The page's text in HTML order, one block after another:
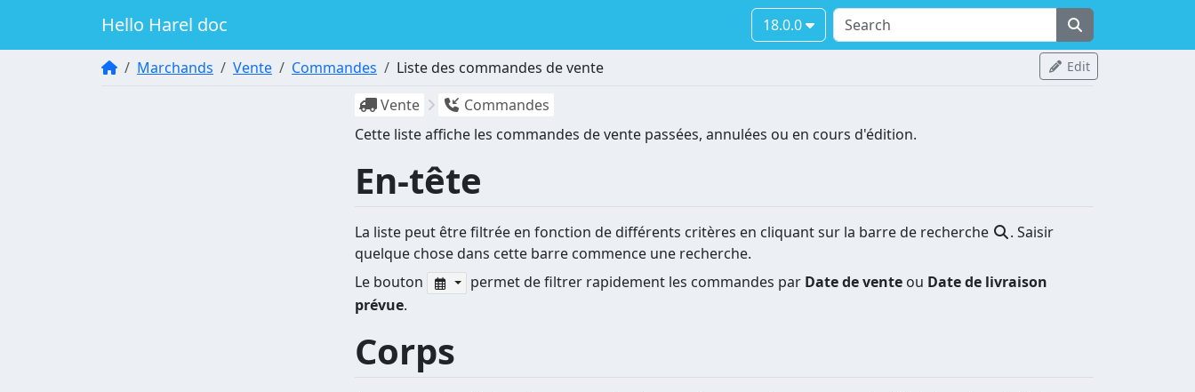
Hello Harel doc 18.0.0
Marchands Vente Commandes Liste des commandes de vente Edit
Vente
Commandes
Cette liste affiche les commandes de vente passées, annulées ou en cours d'édition.
En-tête
La liste peut être filtrée en fonction de différents critères en cliquant sur la barre de recherche
. Saisir
quelque chose dans cette barre commence une recherche.
Le bouton
permet de filtrer rapidement les commandes par Date de vente ou Date de livraison
prévue.
Corps